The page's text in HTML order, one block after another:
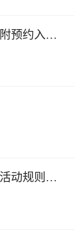
2022年北京公园国庆活动有哪些（附预约入口）
2022北京绿色出行公交地铁消费券活动规则一览